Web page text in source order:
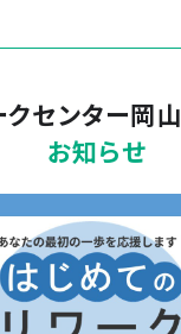
クセンター岡山
お知らせ